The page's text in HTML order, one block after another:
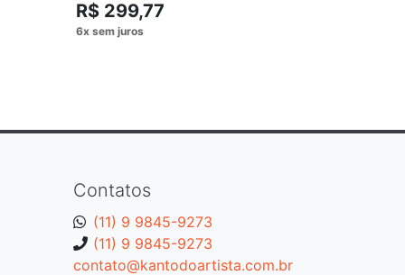
R$ 299,77
Contatos
(11) 9 9845-9273
(11) 9 9845-9273
contato@kantodoartista.com.br